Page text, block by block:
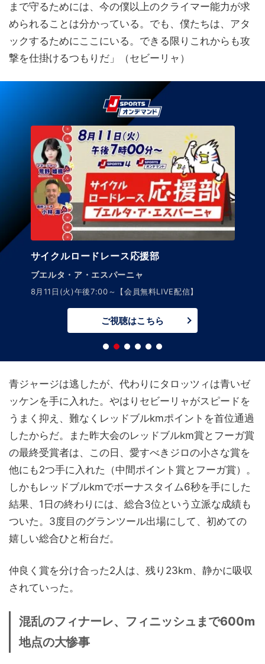
まで守るためには、今の僕以上のクライマー能力が求
められることは分かっている。でも、僕たちは、アタ
ックするためにここにいる。できる限りこれからも攻
撃を仕掛けるつもりだ」（セビーリャ）
サイクルロードレース応援部
ブエルタ・ア・エスパーニャ
8月11日(火)午後7:00～【会員無料LIVE配信】
ご視聴はこちら
青ジャージは逃したが、代わりにタロッツィは青いゼ
ッケンを手に入れた。やはりセビーリャがスピードを
うまく抑え、難なくレッドブルkmポイントを首位通過
したからだ。また昨大会のレッドブルkm賞とフーガ賞
の最終受賞者は、この日、愛すべきジロの小さな賞を
他にも2つ手に入れた（中間ポイント賞とフーガ賞）。
しかもレッドブルkmでボーナスタイム6秒を手にした
結果、1日の終わりには、総合3位という立派な成績も
ついた。3度目のグランツール出場にして、初めての
嬉しい総合ひと桁台だ。
仲良く賞を分け合った2人は、残り23km、静かに吸収
されていった。
混乱のフィナーレ、フィニッシュまで600m
地点の大惨事